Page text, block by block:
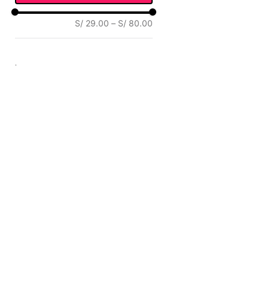
S/ 29.00 – S/ 80.00
.